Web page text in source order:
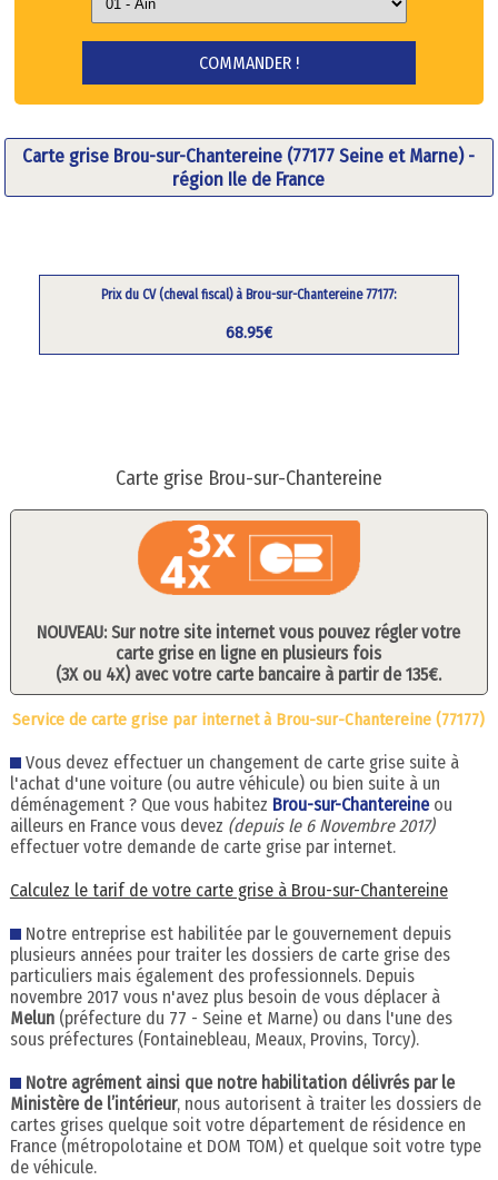
Carte grise Brou-sur-Chantereine (77177 Seine et Marne) -
région Ile de France
Prix du CV (cheval fiscal) à Brou-sur-Chantereine 77177:
68.95€
Carte grise Brou-sur-Chantereine
NOUVEAU: Sur notre site internet vous pouvez régler votre
carte grise en ligne en plusieurs fois
(3X ou 4X) avec votre carte bancaire à partir de 135€.
Service de carte grise par internet à Brou-sur-Chantereine (77177)
Vous devez effectuer un changement de carte grise suite à
l'achat d'une voiture (ou autre véhicule) ou bien suite à un
déménagement ? Que vous habitez Brou-sur-Chantereine ou
ailleurs en France vous devez (depuis le 6 Novembre 2017)
effectuer votre demande de carte grise par internet.
Calculez le tarif de votre carte grise à Brou-sur-Chantereine
Notre entreprise est habilitée par le gouvernement depuis
plusieurs années pour traiter les dossiers de carte grise des
particuliers mais également des professionnels. Depuis
novembre 2017 vous n'avez plus besoin de vous déplacer à
Melun(préfecture du 77 - Seine et Marne) ou dans l'une des
sous préfectures (Fontainebleau, Meaux, Provins, Torcy).
Notre agrément ainsi que notre habilitation délivrés par le
Ministère de l’intérieur, nous autorisent à traiter les dossiers de
cartes grises quelque soit votre département de résidence en
France (métropolotaine et DOM TOM) et quelque soit votre type
de véhicule.